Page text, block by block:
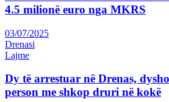
4.5 milionë euro nga MKRS
03/07/2025
Drenasi
Lajme
Dy të arrestuar në Drenas,
person me shkop druri në kokë